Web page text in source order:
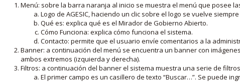
Menú: sobre la barra naranja al inicio se muestra el menú que posee
Logo de AGESIC, haciendo un clic sobre el logo se vuelve
Qué es: explica qué es el Mirador de Gobierno Abierto.
Cómo Funciona: explica cómo funciona el sistema.
Contacto: permite que el usuario envíe comentarios a la
Banner: a continuación del menú se encuentra un banner con
ambos extremos (izquierda y derecha).
Filtros: a continuación del banner el sistema muestra una serie de
El primer campo es un casillero de texto “Buscar…”. Se puede